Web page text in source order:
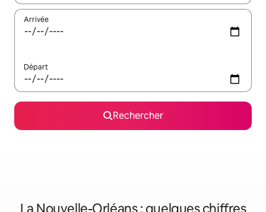
Arrivée
Départ
Rechercher